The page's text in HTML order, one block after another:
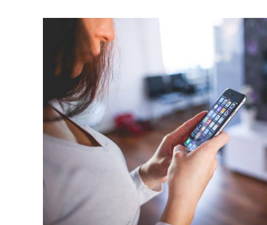
MELETE
لورم ایپسوم متن ساختگی با تولید سادگی نامفهوم از صنعت چاپ و
با استفاده از طراحان گرافیک است